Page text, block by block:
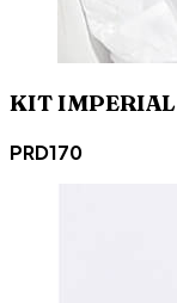
KIT IMPERIAL
PRD170